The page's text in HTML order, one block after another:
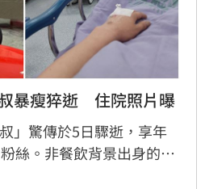
暴瘦猝逝　住院照片曝
」驚傳於5日驟逝，享年
絲。非餐飲背景出身的
勁，將直播事業經營得有